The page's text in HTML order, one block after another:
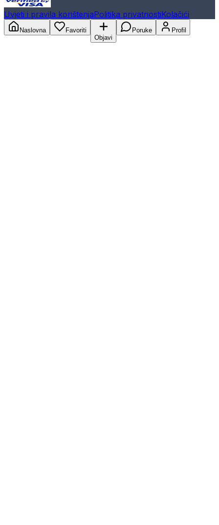
Uvjeti i pravila korištenjaPolitika privatnostiKolačići
Naslovna
Favoriti
Objavi
Poruke Profil